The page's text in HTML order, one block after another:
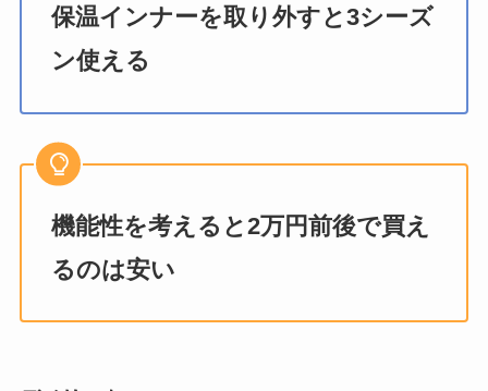
保温インナーを取り外すと3シーズ
ン使える
機能性を考えると2万円前後で買え
るのは安い